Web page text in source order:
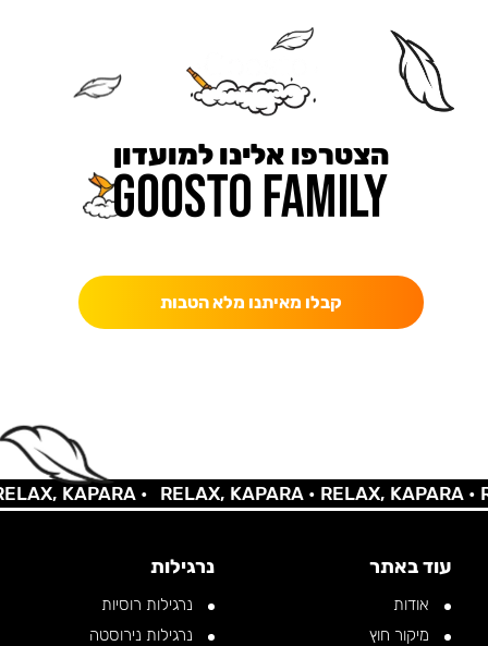
הצטרפו אלינו למועדון
קבלו מאיתנו מלא הטבות
KAPARA • RELAX, KAPARA •RELAX, KAPARA •
עוד באתר
אודות
מיקור חוץ
נרגילות
נרגילות רוסיות
נרגילות נירוסטה